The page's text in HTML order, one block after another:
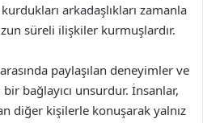
arkadaşlıkları zamanla
süreli ilişkiler kurmuşlardır.
paylaşılan deneyimler ve
bir bağlayıcı unsurdur. İnsanlar,
diğer kişilerle konuşarak yalnız